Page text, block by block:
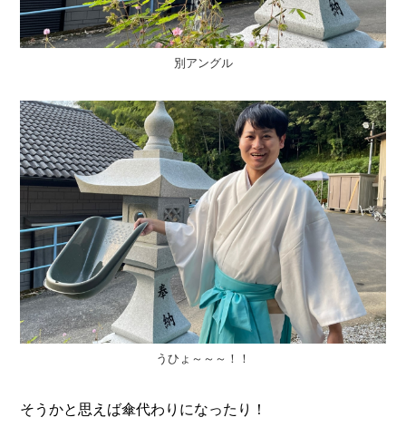
別アングル
うひょ～～～！！
そうかと思えば傘代わりになったり！